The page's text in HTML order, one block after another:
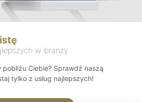
w branży
Ciebie? Sprawdź naszą
tylko z usług najlepszych!